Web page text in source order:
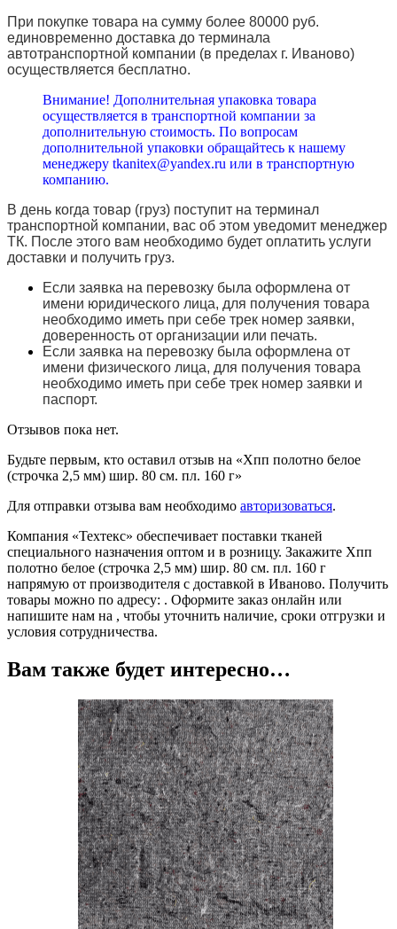
При покупке товара на сумму более 80000 руб.
единовременно доставка до терминала
автотранспортной компании (в пределах г. Иваново)
осуществляется бесплатно.
Внимание! Дополнительная упаковка товара
осуществляется в транспортной компании за
дополнительную стоимость. По вопросам
дополнительной упаковки обращайтесь к нашему
менеджеру tkanitex@yandex.ru или в транспортную
компанию.
В день когда товар (груз) поступит на терминал
транспортной компании, вас об этом уведомит менеджер
ТК. После этого вам необходимо будет оплатить услуги
доставки и получить груз.
Если заявка на перевозку была оформлена от
имени юридического лица, для получения товара
необходимо иметь при себе трек номер заявки,
доверенность от организации или печать.
Если заявка на перевозку была оформлена от
имени физического лица, для получения товара
необходимо иметь при себе трек номер заявки и
паспорт.
Отзывов пока нет.
Будьте первым, кто оставил отзыв на «Хпп полотно белое
(строчка 2,5 мм) шир. 80 см. пл. 160 г»
Для отправки отзыва вам необходимо авторизоваться.
Компания «Техтекс» обеспечивает поставки тканей
специального назначения оптом и в розницу. Закажите Хпп
полотно белое (строчка 2,5 мм) шир. 80 см. пл. 160 г
напрямую от производителя с доставкой в Иваново. Получить
товары можно по адресу: . Оформите заказ онлайн или
напишите нам на , чтобы уточнить наличие, сроки отгрузки и
условия сотрудничества.
Вам также будет интересно…